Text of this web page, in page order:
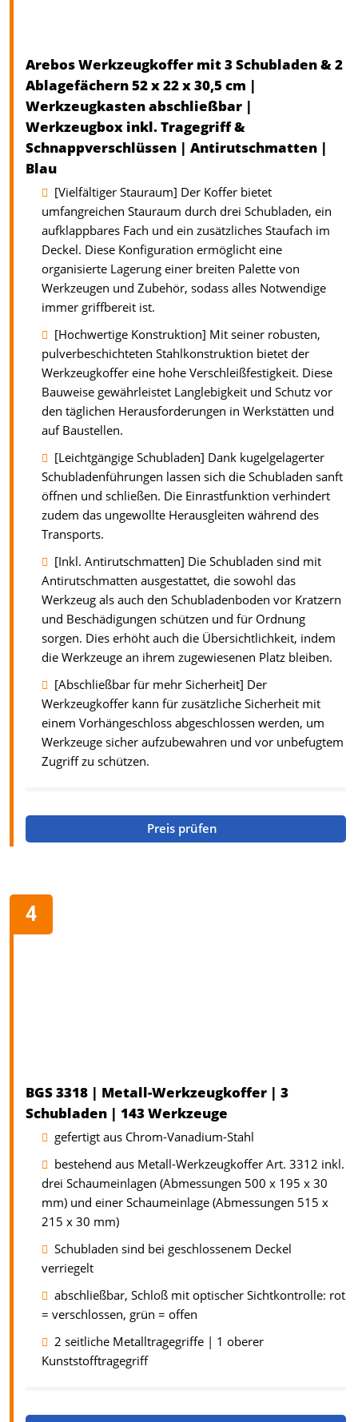
Arebos Werkzeugkoffer mit 3 Schubladen & 2
Ablagefächern 52 x 22 x 30,5 cm |
Werkzeugkasten abschließbar |
Werkzeugbox inkl. Tragegriff &
Schnappverschlüssen | Antirutschmatten |
Blau
[Vielfältiger Stauraum] Der Koffer bietet
umfangreichen Stauraum durch drei Schubladen, ein
aufklappbares Fach und ein zusätzliches Staufach im
Deckel. Diese Konfiguration ermöglicht eine
organisierte Lagerung einer breiten Palette von
Werkzeugen und Zubehör, sodass alles Notwendige
immer griffbereit ist.
[Hochwertige Konstruktion] Mit seiner robusten,
pulverbeschichteten Stahlkonstruktion bietet der
Werkzeugkoffer eine hohe Verschleißfestigkeit. Diese
Bauweise gewährleistet Langlebigkeit und Schutz vor
den täglichen Herausforderungen in Werkstätten und
auf Baustellen.
[Leichtgängige Schubladen] Dank kugelgelagerter
Schubladenführungen lassen sich die Schubladen sanft
öffnen und schließen. Die Einrastfunktion verhindert
zudem das ungewollte Herausgleiten während des
Transports.
[Inkl. Antirutschmatten] Die Schubladen sind mit
Antirutschmatten ausgestattet, die sowohl das
Werkzeug als auch den Schubladenboden vor Kratzern
und Beschädigungen schützen und für Ordnung
sorgen. Dies erhöht auch die Übersichtlichkeit, indem
die Werkzeuge an ihrem zugewiesenen Platz bleiben.
[Abschließbar für mehr Sicherheit] Der
Werkzeugkoffer kann für zusätzliche Sicherheit mit
einem Vorhängeschloss abgeschlossen werden, um
Werkzeuge sicher aufzubewahren und vor unbefugtem
Zugriff zu schützen.
Preis prüfen
BGS 3318 | Metall-Werkzeugkoffer | 3
Schubladen | 143 Werkzeuge
gefertigt aus Chrom-Vanadium-Stahl
bestehend aus Metall-Werkzeugkoffer Art. 3312 inkl.
drei Schaumeinlagen (Abmessungen 500 x 195 x 30
mm) und einer Schaumeinlage (Abmessungen 515 x
215 x 30 mm)
Schubladen sind bei geschlossenem Deckel
verriegelt
abschließbar, Schloß mit optischer Sichtkontrolle: rot
= verschlossen, grün = offen
2 seitliche Metalltragegriffe | 1 oberer
Kunststofftragegriff